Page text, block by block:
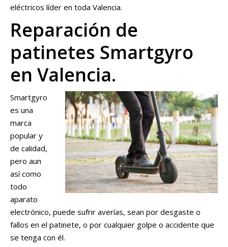
eléctricos líder en toda Valencia.
Reparación de
patinetes Smartgyro
en Valencia.
Smartgyro
es una
marca
popular y
de calidad,
pero aun
así como
todo
aparato
electrónico, puede sufrir averías, sean por desgaste o
fallos en el patinete, o por cualquier golpe o accidente que
se tenga con él.